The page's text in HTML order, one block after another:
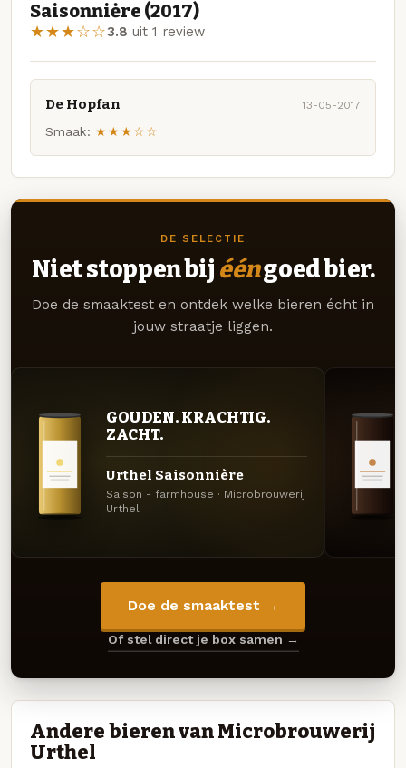
Saisonniėre (2017)
★★★☆☆3.8 uit 1 review
De Hopfan 13-05-2017
Smaak: ★★★☆☆
DE SELECTIE
Niet stoppen bij ééngoed bier.
Doe de smaaktest en ontdek welke bieren écht in
jouw straatje liggen.
GOUDEN. KRACHTIG.
ZACHT.
Urthel Saisonnière
Saison - farmhouse · Microbrouwerij
Urthel
Doe de smaaktest →
Of stel direct je box samen →
Andere bieren van Microbrouwerij
Urthel